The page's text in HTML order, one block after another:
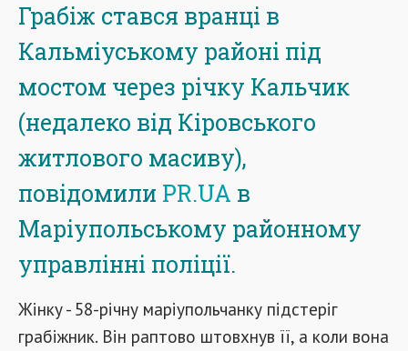
Грабіж стався вранці в
Кальміуському районі під
мостом через річку Кальчик
(недалеко від Кіровського
житлового масиву),
повідомили PR.UA в
Маріупольському районному
управлінні поліції.
Жінку - 58-річну маріупольчанку підстеріг
грабіжник. Він раптово штовхнув її, а коли вона